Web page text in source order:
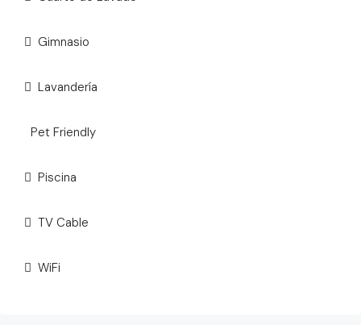
Gimnasio
Lavandería
Pet Friendly
Piscina
TV Cable
WiFi